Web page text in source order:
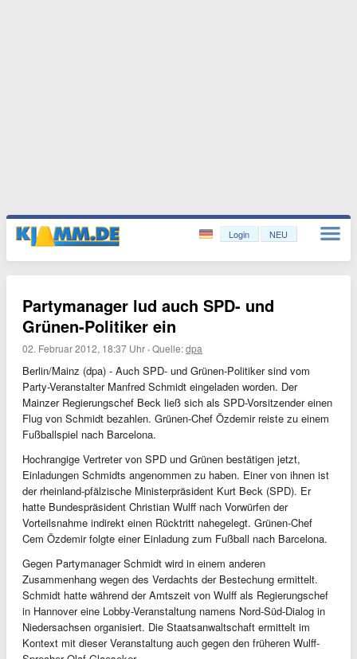
Login NEU
Partymanager lud auch SPD- und
Grünen-Politiker ein
02. Februar 2012, 18:37 Uhr ·Quelle:dpa
Berlin/Mainz (dpa) - Auch SPD- und Grünen-Politiker sind vom
Party-Veranstalter Manfred Schmidt eingeladen worden. Der
Mainzer Regierungschef Beck ließ sich als SPD-Vorsitzender einen
Flug von Schmidt bezahlen. Grünen-Chef Özdemir reiste zu einem
Fußballspiel nach Barcelona.
Hochrangige Vertreter von SPD und Grünen bestätigen jetzt,
Einladungen Schmidts angenommen zu haben. Einer von ihnen ist
der rheinland-pfälzische Ministerpräsident Kurt Beck (SPD). Er
hatte Bundespräsident Christian Wulff nach Vorwürfen der
Vorteilsnahme indirekt einen Rücktritt nahegelegt. Grünen-Chef
Cem Özdemir folgte einer Einladung zum Fußball nach Barcelona.
Gegen Partymanager Schmidt wird in einem anderen
Zusammenhang wegen des Verdachts der Bestechung ermittelt.
Schmidt hatte während der Amtszeit von Wulff als Regierungschef
in Hannover eine Lobby-Veranstaltung namens Nord-Süd-Dialog in
Niedersachsen organisiert. Die Staatsanwaltschaft ermittelt im
Kontext mit dieser Veranstaltung auch gegen den früheren Wulff-